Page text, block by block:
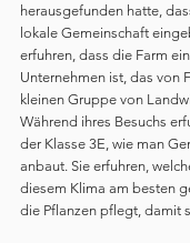
herausgefunden hatte,
lokale Gemeinschaft
erfuhren, dass die Farm
Unternehmen ist, das von
kleinen Gruppe von
Während ihres Besuchs
der Klasse 3E, wie man
anbaut. Sie erfuhren,
diesem Klima am besten
die Pflanzen pflegt, damit